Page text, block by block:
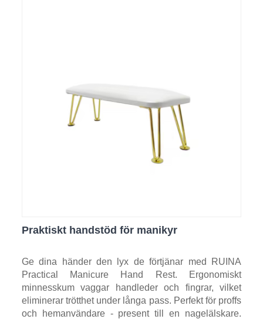
Praktiskt handstöd för manikyr
Ge dina händer den lyx de förtjänar med RUINA
Practical Manicure Hand Rest. Ergonomiskt
minnesskum vaggar handleder och fingrar, vilket
eliminerar trötthet under långa pass. Perfekt för proffs
och hemanvändare - present till en nagelälskare.